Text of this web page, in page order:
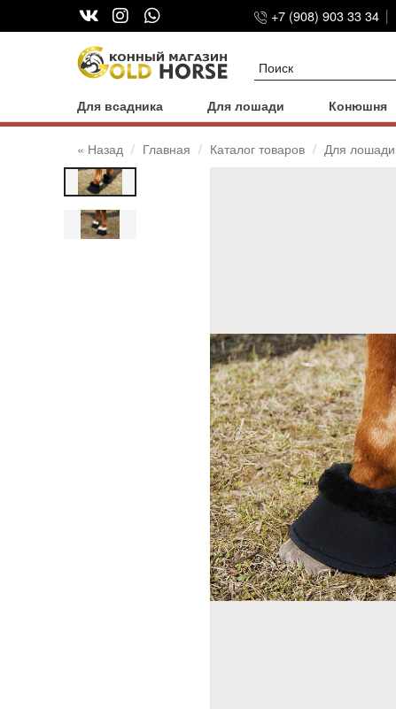
+7 (908) 903 33 34
Для всадника Для лошади Конюшня
« Назад Главная Каталог товаров Для лошади